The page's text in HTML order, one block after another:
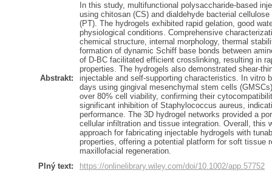
Abstrakt:
In this study, multifunctional polysaccharide-based
using chitosan (CS) and dialdehyde bacterial
(PT). The hydrogels exhibited rapid gelation, good
physiological conditions. Comprehensive
chemical structure, internal morphology, thermal
formation of dynamic Schiff base bonds between
of D-BC facilitated efficient crosslinking, resulting in
properties. The hydrogels also demonstrated shear-
injectable and self-supporting characteristics. In vitro
days using gingival mesenchymal stem cells
over 80% cell viability, confirming their
significant inhibition of Staphylococcus aureus,
performance. The 3D hydrogel networks provided a
cellular infiltration and tissue integration. Overall, this
approach for fabricating injectable hydrogels with
properties, offering a potential platform for soft tissue
maxillofacial regeneration.
Plný text:
https://onlinelibrary.wiley.com/doi/10.1002/app.57752